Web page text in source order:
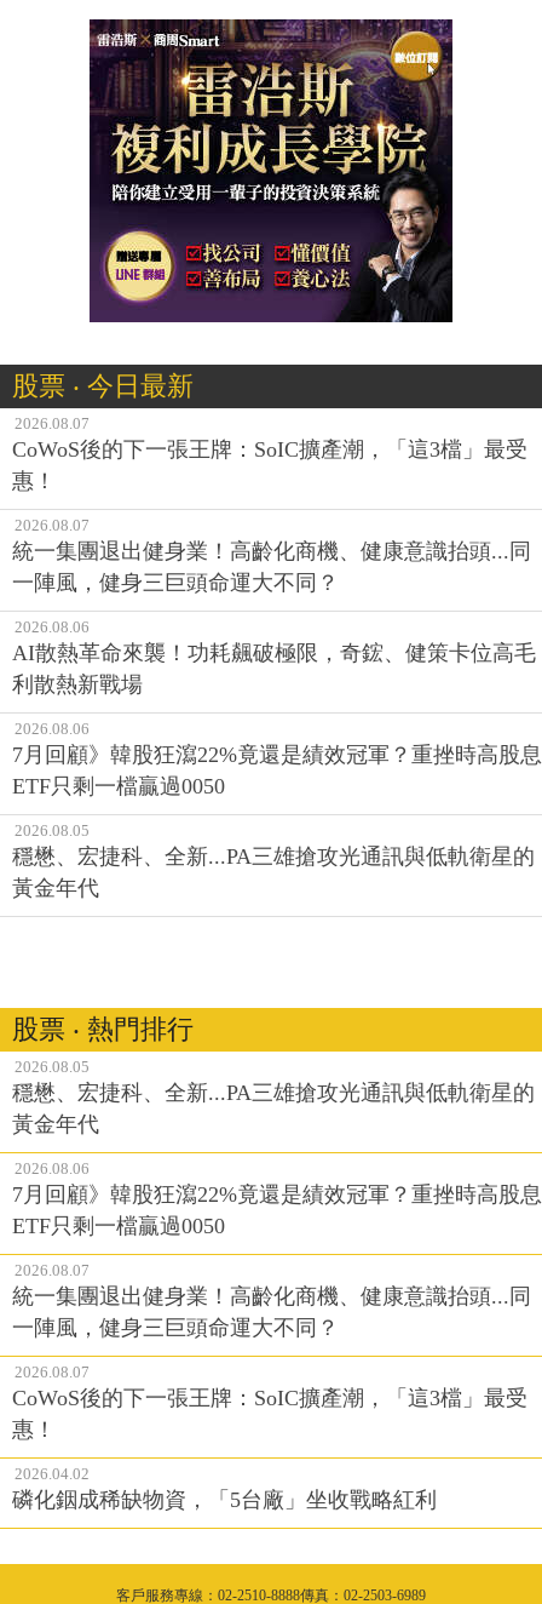
股票 ‧ 今日最新
2026.08.07
CoWoS後的下一張王牌：SoIC擴產潮，「這3檔」最受
惠！
2026.08.07
統一集團退出健身業！高齡化商機、健康意識抬頭...同
一陣風，健身三巨頭命運大不同？
2026.08.06
AI散熱革命來襲！功耗飆破極限，奇鋐、健策卡位高毛
利散熱新戰場
2026.08.06
7月回顧》韓股狂瀉22%竟還是績效冠軍？重挫時高股息
ETF只剩一檔贏過0050
2026.08.05
穩懋、宏捷科、全新...PA三雄搶攻光通訊與低軌衛星的
黃金年代
股票 ‧ 熱門排行
2026.08.05
穩懋、宏捷科、全新...PA三雄搶攻光通訊與低軌衛星的
黃金年代
2026.08.06
7月回顧》韓股狂瀉22%竟還是績效冠軍？重挫時高股息
ETF只剩一檔贏過0050
2026.08.07
統一集團退出健身業！高齡化商機、健康意識抬頭...同
一陣風，健身三巨頭命運大不同？
2026.08.07
CoWoS後的下一張王牌：SoIC擴產潮，「這3檔」最受
惠！
2026.04.02
磷化銦成稀缺物資，「5台廠」坐收戰略紅利
客戶服務專線：02-2510-8888傳真：02-2503-6989